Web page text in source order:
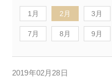
1月 2月 3月
7月 8月 9月
2019年02月28日